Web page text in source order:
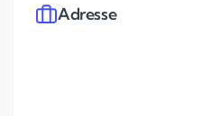
Adresse